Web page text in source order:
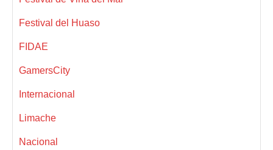
Festival del Huaso
FIDAE
GamersCity
Internacional
Limache
Nacional